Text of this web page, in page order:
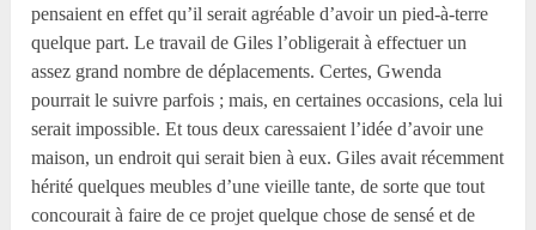
pensaient en effet qu’il serait agréable d’avoir un pied-à-terre
quelque part. Le travail de Giles l’obligerait à effectuer un
assez grand nombre de déplacements. Certes, Gwenda
pourrait le suivre parfois ; mais, en certaines occasions, cela lui
serait impossible. Et tous deux caressaient l’idée d’avoir une
maison, un endroit qui serait bien à eux. Giles avait récemment
hérité quelques meubles d’une vieille tante, de sorte que tout
concourait à faire de ce projet quelque chose de sensé et de